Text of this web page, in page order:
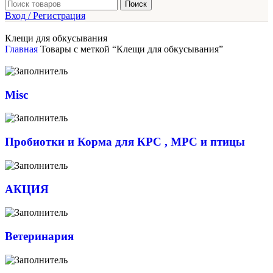
Поиск
Вход / Регистрация
Клещи для обкусывания
Главная Товары с меткой “Клещи для обкусывания”
Misc
Пробиотки и Корма для КРС , МРС и птицы
АКЦИЯ
Ветеринария